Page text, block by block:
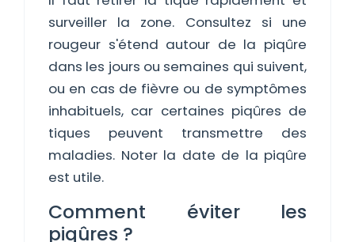
surveiller la zone. Consultez si une
rougeur s'étend autour de la piqûre
dans les jours ou semaines qui suivent,
ou en cas de fièvre ou de symptômes
inhabituels, car certaines piqûres de
tiques peuvent transmettre des
maladies. Noter la date de la piqûre
est utile.
Comment éviter les
piqûres ?